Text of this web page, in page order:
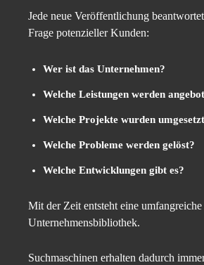
Jede neue Veröffentlichung
Frage potenzieller Kunden:
Wer ist das Unternehmen?
Welche Leistungen werden
Welche Projekte wurden
Welche Probleme werden gelöst?
Welche Entwicklungen gibt es?
Mit der Zeit entsteht eine
Unternehmensbibliothek.
Suchmaschinen erhalten dadurch